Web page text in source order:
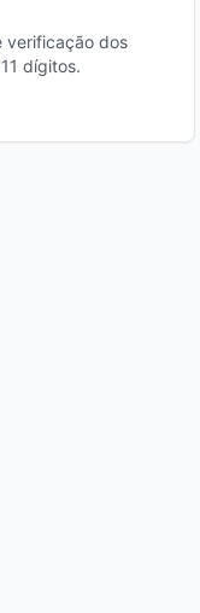
verificação dos
dígitos.